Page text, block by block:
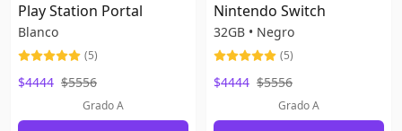
Play Station Portal
Blanco
(5)
$4444 $5556
Grado A
Nintendo Switch
32GB • Negro
(5)
$4444 $5556
Grado A